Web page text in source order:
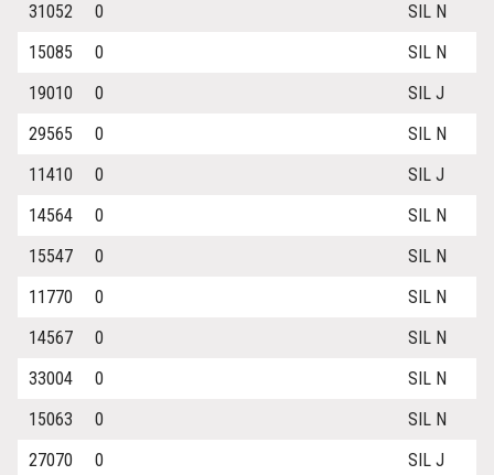
31052
0
SIL N
15085
0
SIL N
19010
0
SIL J
29565
0
SIL N
11410
0
SIL J
14564
0
SIL N
15547
0
SIL N
11770
0
SIL N
14567
0
SIL N
33004
0
SIL N
15063
0
SIL N
27070
0
SIL J